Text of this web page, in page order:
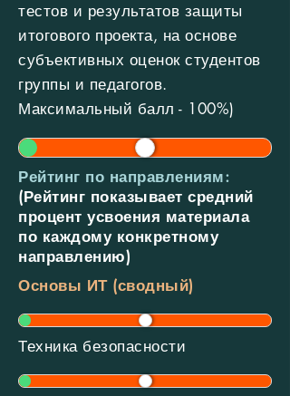
тестов и результатов защиты
итогового проекта, на основе
субъективных оценок студентов
группы и педагогов.
Максимальный балл - 100%)
Рейтинг по направлениям:
(Рейтинг показывает средний
процент усвоения материала
по каждому конкретному
направлению)
Основы ИТ (сводный)
Техника безопасности